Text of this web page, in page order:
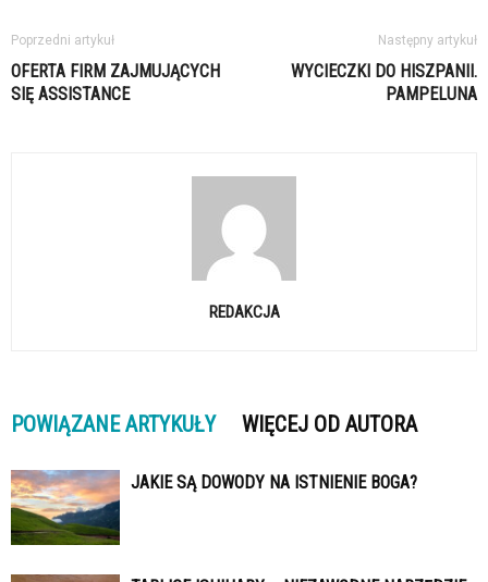
Poprzedni artykuł
OFERTA FIRM ZAJMUJĄCYCH
SIĘ ASSISTANCE
Następny artykuł
WYCIECZKI DO HISZPANII.
PAMPELUNA
REDAKCJA
POWIĄZANE ARTYKUŁY WIĘCEJ OD AUTORA
JAKIE SĄ DOWODY NA ISTNIENIE BOGA?